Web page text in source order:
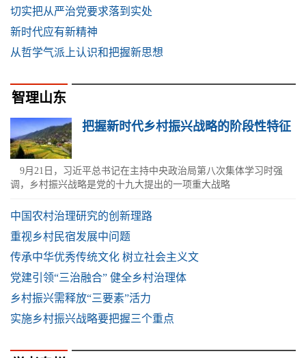
切实把从严治党要求落到实处
新时代应有新精神
从哲学气派上认识和把握新思想
智理山东
把握新时代乡村振兴战略的阶段性特征
9月21日，习近平总书记在主持中央政治局第八次集体学习时强
调，乡村振兴战略是党的十九大提出的一项重大战略
中国农村治理研究的创新理路
重视乡村民宿发展中问题
传承中华优秀传统文化 树立社会主义文
党建引领“三治融合” 健全乡村治理体
乡村振兴需释放“三要素”活力
实施乡村振兴战略要把握三个重点